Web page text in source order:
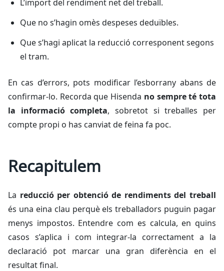
L’import del rendiment net del treball.
Que no s’hagin omès despeses deduïbles.
Que s’hagi aplicat la reducció corresponent segons
el tram.
En cas d’errors, pots modificar l’esborrany abans de
confirmar-lo. Recorda que Hisenda no sempre té tota
la informació completa, sobretot si treballes per
compte propi o has canviat de feina fa poc.
Recapitulem
La reducció per obtenció de rendiments del treball
és una eina clau perquè els treballadors puguin pagar
menys impostos. Entendre com es calcula, en quins
casos s’aplica i com integrar-la correctament a la
declaració pot marcar una gran diferència en el
resultat final.